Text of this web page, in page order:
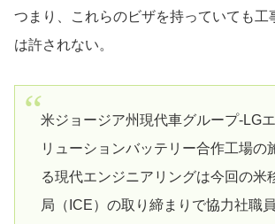
つまり、これらのビザを持っていても工
は許されない。
米ジョージア州現代車グループ-LG
リューションバッテリー合作工場の
る現代エンジニアリングは今回の米
局（ICE）の取り締まりで協力社職